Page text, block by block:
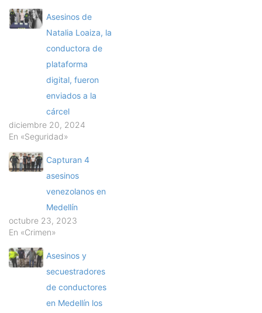
Asesinos de
Natalia Loaiza, la
conductora de
plataforma
digital, fueron
enviados a la
cárcel
diciembre 20, 2024
En «Seguridad»
Capturan 4
asesinos
venezolanos en
Medellín
octubre 23, 2023
En «Crimen»
Asesinos y
secuestradores
de conductores
en Medellín los